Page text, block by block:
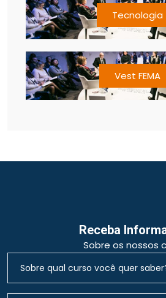
Tecnologia
Vest FEMA
Receba
Sobre os nossos